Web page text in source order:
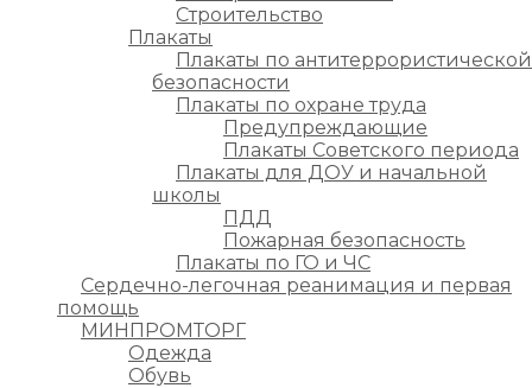
Строительство
Плакаты
Плакаты по антитеррористической
безопасности
Плакаты по охране труда
Предупреждающие
Плакаты Советского периода
Плакаты для ДОУ и начальной
школы
ПДД
Пожарная безопасность
Плакаты по ГО и ЧС
Сердечно-легочная реанимация и первая
помощь
МИНПРОМТОРГ
Одежда
Обувь